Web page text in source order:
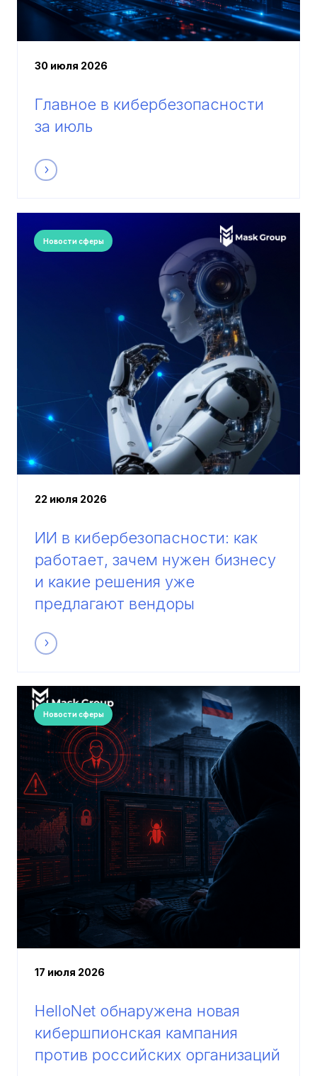
30 июля 2026
Главное в кибербезопасности
за июль
Новости сферы
22 июля 2026
ИИ в кибербезопасности: как
работает, зачем нужен бизнесу
и какие решения уже
предлагают вендоры
Новости сферы
17 июля 2026
HelloNet обнаружена новая
кибершпионская кампания
против российских организаций